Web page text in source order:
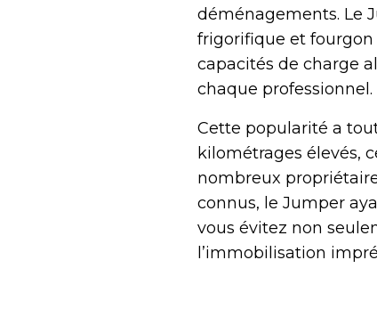
déménagements. Le
frigorifique et fourgon
capacités de charge
chaque professionnel.
Cette popularité a
kilométrages élevés,
nombreux
connus, le Jumper
vous évitez non
l’immobilisation